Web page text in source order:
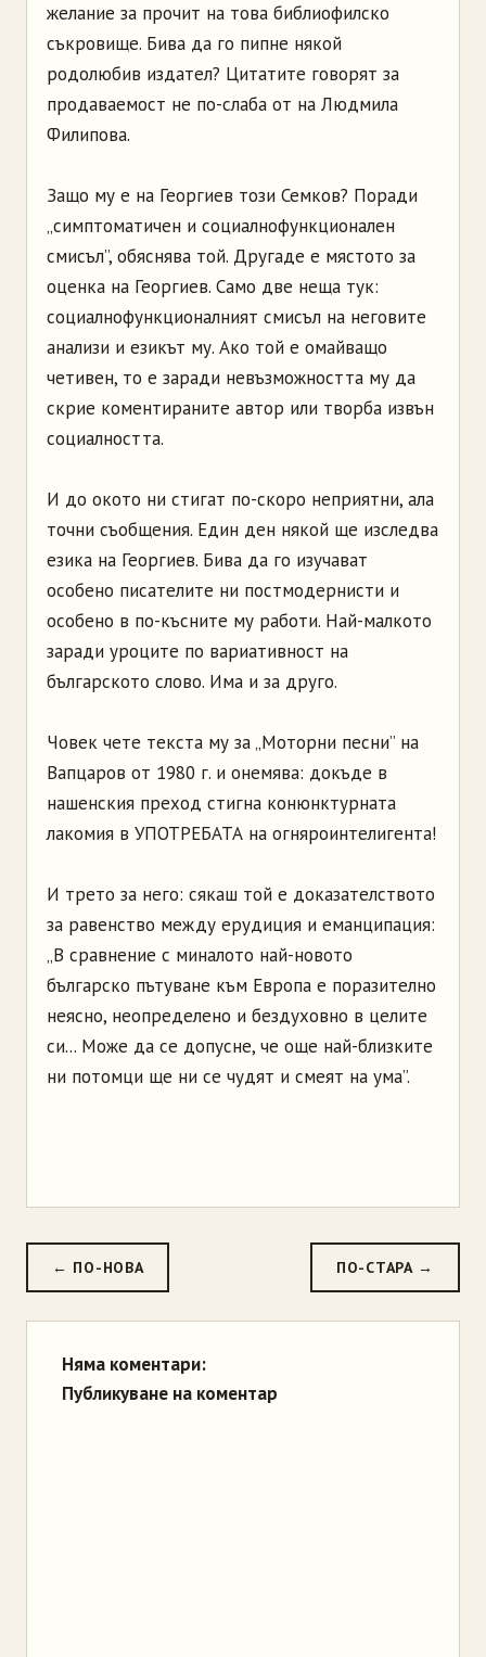
желание за прочит на това библиофилско
съкровище. Бива да го пипне някой
родолюбив издател? Цитатите говорят за
продаваемост не по-слаба от на Людмила
Филипова.
Защо му е на Георгиев този Семков? Поради
„симптоматичен и социалнофункционален
смисъл”, обяснява той. Другаде е мястото за
оценка на Георгиев. Само две неща тук:
социалнофункционалният смисъл на неговите
анализи и езикът му. Ако той е омайващо
четивен, то е заради невъзможността му да
скрие коментираните автор или творба извън
социалността.
И до окото ни стигат по-скоро неприятни, ала
точни съобщения. Един ден някой ще изследва
езика на Георгиев. Бива да го изучават
особено писателите ни постмодернисти и
особено в по-късните му работи. Най-малкото
заради уроците по вариативност на
българското слово. Има и за друго.
Човек чете текста му за „Моторни песни” на
Вапцаров от 1980 г. и онемява: докъде в
нашенския преход стигна конюнктурната
лакомия в УПОТРЕБАТА на огняроинтелигента!
И трето за него: сякаш той е доказателството
за равенство между ерудиция и еманципация:
„В сравнение с миналото най-новото
българско пътуване към Европа е поразително
неясно, неопределено и бездуховно в целите
си... Може да се допусне, че още най-близките
ни потомци ще ни се чудят и смеят на ума”.
← ПО-НОВА ПО-СТАРА →
Няма коментари:
Публикуване на коментар